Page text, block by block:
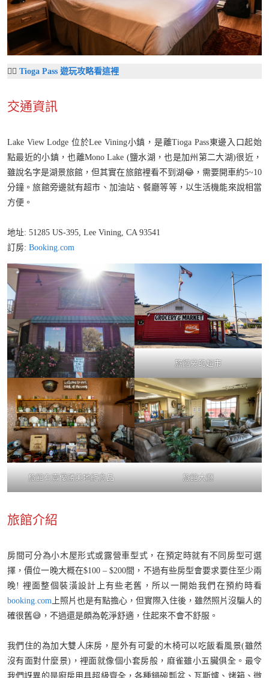
👉🏼 Tioga Pass 遊玩攻略看這裡
交通資訊
Lake View Lodge 位於Lee Vining小鎮，是離Tioga Pass東邊入口起始
點最近的小鎮，也離Mono Lake (鹽水湖，也是加州第二大湖)很近，
雖說名字是湖景旅館，但其實在旅館裡看不到湖😂，需要開車約5~10
分鐘。旅館旁邊就有超市、加油站、餐廳等等，以生活機能來說相當
方便。
地址: 51285 US-395, Lee Vining, CA 93541
訂房: Booking.com
旅館旁的超市
旅館有賣優勝美地紀念品 旅館大廳
旅館介紹
房間可分為小木屋形式或露營車型式，在預定時就有不同房型可選
擇，價位一晚大概在$100 – $200間，不過有些房型會要求要住至少兩
晚! 裡面整個裝潢設計上有些老舊，所以一開始我們在預約時看
booking.com 上照片也是有點擔心，但實際入住後，雖然照片沒騙人的
確很舊😅，不過還是頗為乾淨舒適，住起來不會不舒服。
我們住的為加大雙人床房，屋外有可愛的木椅可以吃飯看風景(雖然
沒有面對什麼景)，裡面就像個小套房般，麻雀雖小五臟俱全。最令
我們訝異的是廚房用具超級齊全，各種鍋碗瓢盆、瓦斯爐、烤箱、微